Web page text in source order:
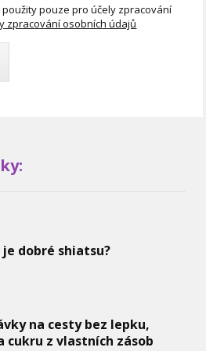
pouze pro účely zpracování
zpracování osobních údajů
je dobré shiatsu?
na cesty bez lepku,
cukru z vlastních zásob